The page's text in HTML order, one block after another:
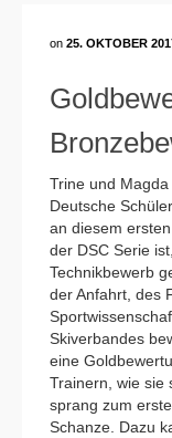
on 25. OKTOBER
Trine und
Deutsche
an diesem
der DSC Serie
Technikbewerb
der Anfahrt, des
Skiverbandes
eine
Trainern, wie sie
sprang zum
Schanze. Dazu